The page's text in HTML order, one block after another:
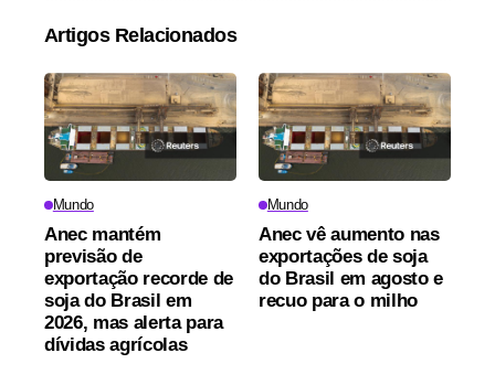
Artigos Relacionados
Mundo
Anec mantém
previsão de
exportação recorde de
soja do Brasil em
2026, mas alerta para
dívidas agrícolas
Mundo
Anec vê aumento nas
exportações de soja
do Brasil em agosto e
recuo para o milho